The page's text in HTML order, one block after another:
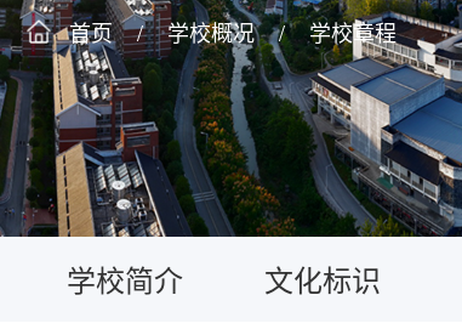
首页 / 学校概况 / 学校章程
学校简介 文化标识